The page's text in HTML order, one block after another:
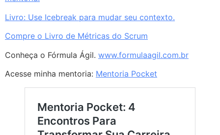
Livro: Use Icebreak para mudar seu contexto.
Compre o Livro de Métricas do Scrum
Conheça o Fórmula Ágil. www.formulaagil.com.br
Acesse minha mentoria: Mentoria Pocket